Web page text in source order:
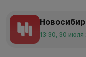
13:30, 30 июля